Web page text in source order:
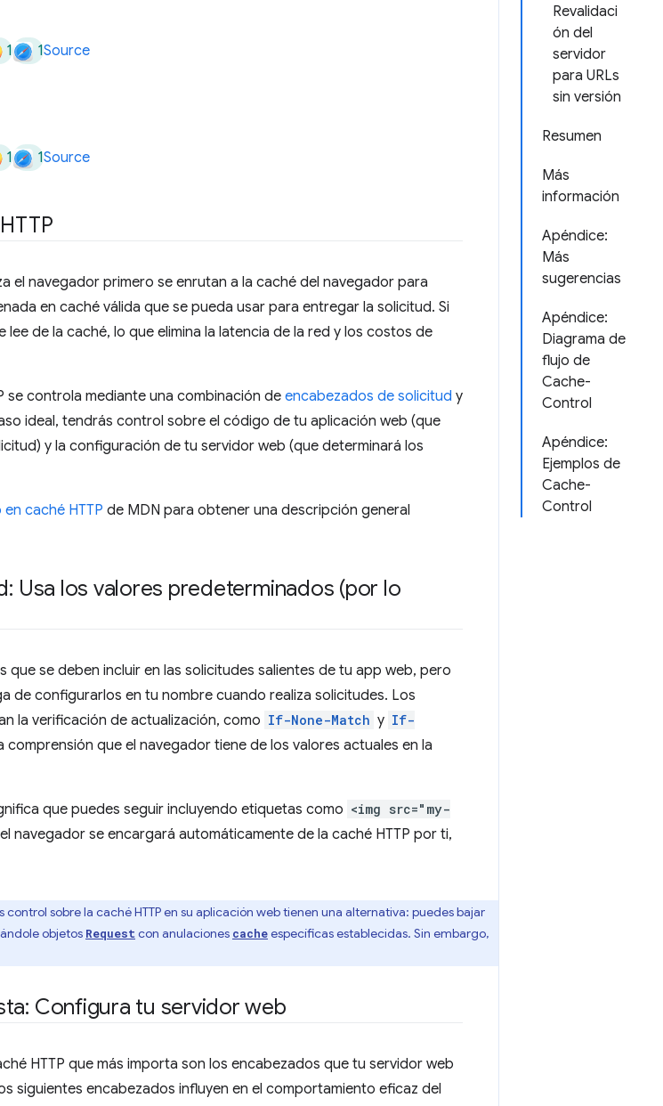
Revalidaci
ón del
servidor
para URLs
sin versión
Resumen
Más
información
Apéndice:
Más
sugerencias
Apéndice:
Diagrama de
flujo de
Cache-
Control
Apéndice:
Ejemplos de
Cache-
Control
1 1Source
1 1Source
el navegador primero se enrutan a la caché del navegador para
en caché válida que se pueda usar para entregar la solicitud. Si
lee de la caché, lo que elimina la latencia de la red y los costos de
se controla mediante una combinación de encabezados de solicitud y
ideal, tendrás control sobre el código de tu aplicación web (que
y la configuración de tu servidor web (que determinará los
caché HTTP de MDN para obtener una descripción general
Usa los valores predeterminados (por lo
que se deben incluir en las solicitudes salientes de tu app web, pero
de configurarlos en tu nombre cuando realiza solicitudes. Los
la verificación de actualización, como If-None-Match y If-
comprensión que el navegador tiene de los valores actuales en la
que puedes seguir incluyendo etiquetas como <img src="my-
navegador se encargará automáticamente de la caché HTTP por ti,
sobre la caché HTTP en su aplicación web tienen una alternativa: puedes bajar
objetos Request con anulaciones cacheespecíficas establecidas. Sin embargo,
Configura tu servidor web
HTTP que más importa son los encabezados que tu servidor web
siguientes encabezados influyen en el comportamiento eficaz del